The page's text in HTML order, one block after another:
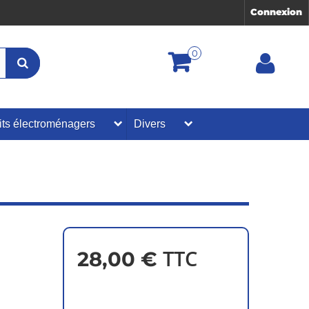
Connexion
0
électroménagers Divers
28,00 € TTC